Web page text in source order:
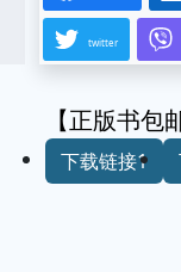
twitter
【正版书
下载链接1